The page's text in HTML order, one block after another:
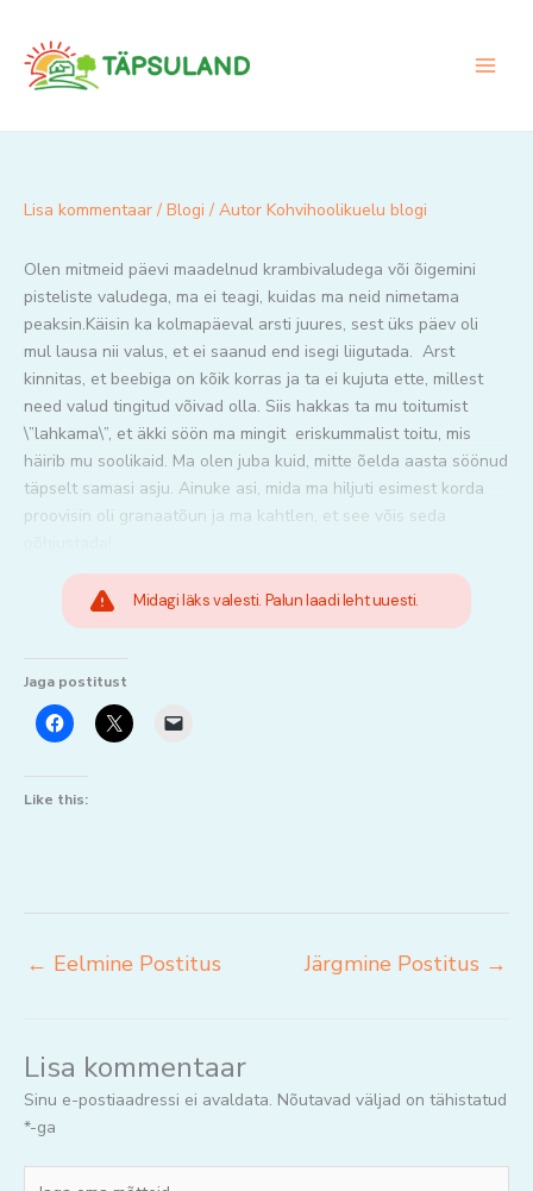
content
Lisa kommentaar / Blogi / Autor Kohvihoolikuelu blogi
Olen mitmeid päevi maadelnud krambivaludega või õigemini
pisteliste valudega, ma ei teagi, kuidas ma neid nimetama
peaksin.Käisin ka kolmapäeval arsti juures, sest üks päev oli
mul lausa nii valus, et ei saanud end isegi liigutada. Arst
kinnitas, et beebiga on kõik korras ja ta ei kujuta ette, millest
need valud tingitud võivad olla. Siis hakkas ta mu toitumist
\”lahkama\”, et äkki söön ma mingit eriskummalist toitu, mis
häirib mu soolikaid. Ma olen juba kuid, mitte õelda aasta söönud
täpselt samasi asju. Ainuke asi, mida ma hiljuti esimest korda
proovisin oli granaatõun ja ma kahtlen, et see võis seda
Midagi läks valesti. Palun laadi leht uuesti.
Jaga postitust
Like this:
← Eelmine Postitus Järgmine Postitus →
Lisa kommentaar
Sinu e-postiaadressi ei avaldata. Nõutavad väljad on tähistatud
*-ga